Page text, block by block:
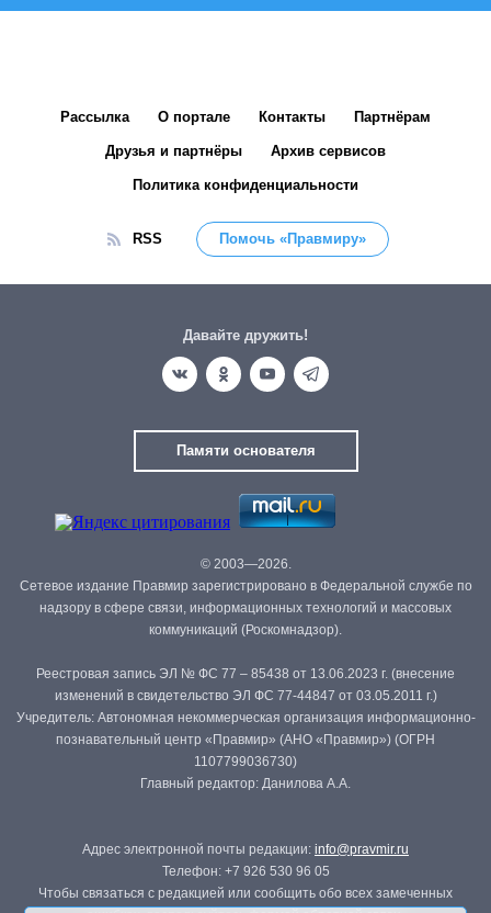
Рассылка О портале Контакты Партнёрам
Друзья и партнёры Архив сервисов
Политика конфиденциальности
RSS Помочь «Правмиру»
Давайте дружить!
Памяти основателя
© 2003—2026.
Сетевое издание Правмир зарегистрировано в Федеральной службе по
надзору в сфере связи, информационных технологий и массовых
коммуникаций (Роскомнадзор).
Реестровая запись ЭЛ № ФС 77 – 85438 от 13.06.2023 г. (внесение
изменений в свидетельство ЭЛ ФС 77-44847 от 03.05.2011 г.)
Учредитель: Автономная некоммерческая организация информационно-
познавательный центр «Правмир» (АНО «Правмир») (ОГРН
1107799036730)
Главный редактор: Данилова А.А.
Адрес электронной почты редакции: info@pravmir.ru
Телефон: +7 926 530 96 05
Чтобы связаться с редакцией или сообщить обо всех замеченных